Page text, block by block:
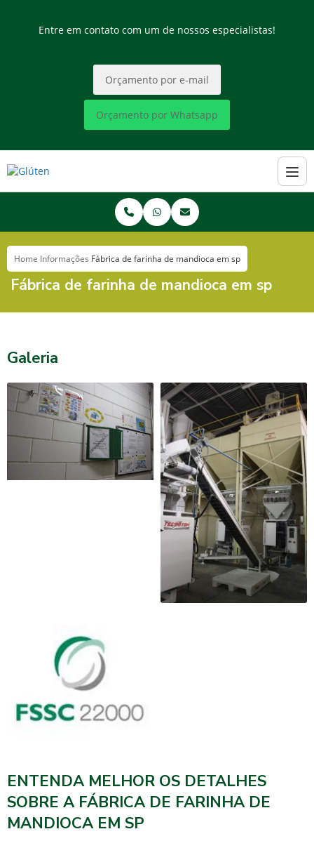
Entre em contato com um de nossos especialistas!
Orçamento por e-mail
Orçamento por Whatsapp
Home Informações Fábrica de farinha de mandioca em sp
Fábrica de farinha de mandioca em sp
Galeria
ENTENDA MELHOR OS DETALHES
SOBRE A FÁBRICA DE FARINHA DE
MANDIOCA EM SP